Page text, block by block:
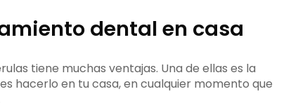
dental en casa
tiene muchas ventajas. Una de ellas es la
hacerlo en tu casa, en cualquier momento que